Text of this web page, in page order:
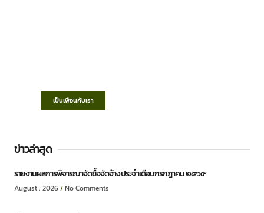
เป็นเพื่อนกับเรา
ข่าวล่าสุด
รายงานผลการพิจารณาจัดซื้อจัดจ้าง ประจำเดือนกรกฎาคม ๒๕๖๙
August , 2026 No Comments